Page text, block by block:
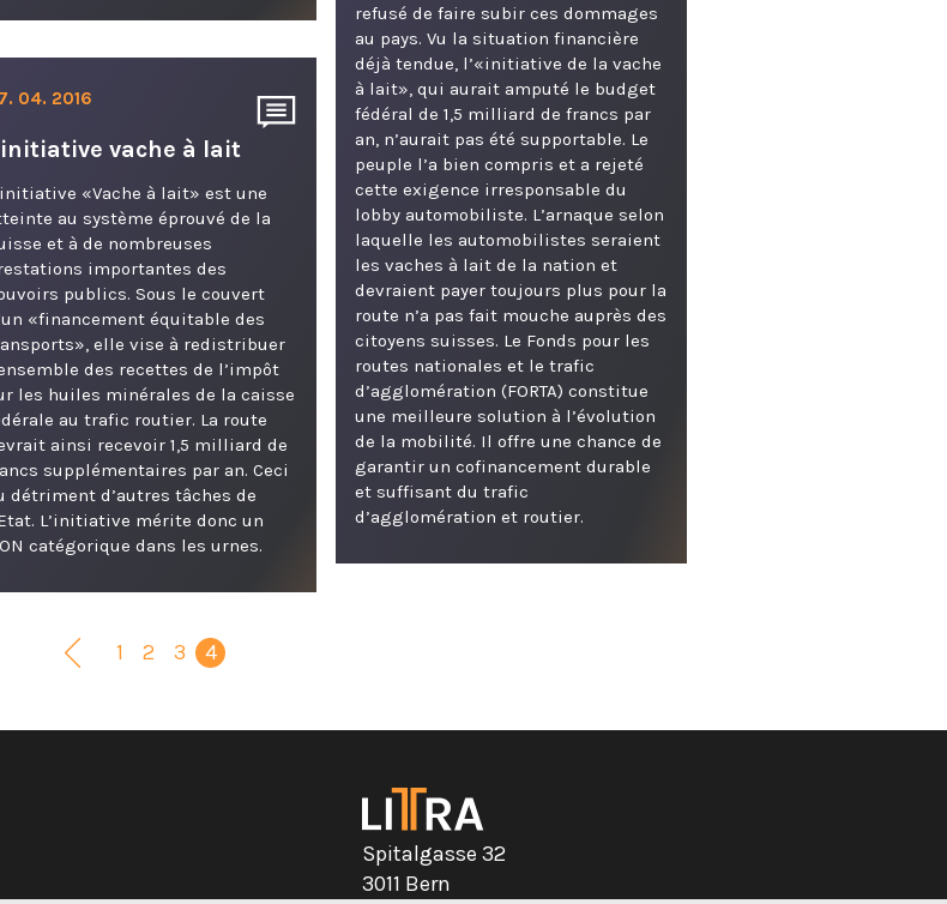
refusé de faire subir ces dommages
au pays. Vu la situation financière
déjà tendue, l’«initiative de la vache
à lait», qui aurait amputé le budget
fédéral de 1,5 milliard de francs par
an, n’aurait pas été supportable. Le
peuple l’a bien compris et a rejeté
cette exigence irresponsable du
lobby automobiliste. L’arnaque selon
laquelle les automobilistes seraient
les vaches à lait de la nation et
devraient payer toujours plus pour la
route n’a pas fait mouche auprès des
citoyens suisses. Le Fonds pour les
routes nationales et le trafic
d’agglomération (FORTA) constitue
une meilleure solution à l’évolution
de la mobilité. Il offre une chance de
garantir un cofinancement durable
et suffisant du trafic
d’agglomération et routier.
04. 2016
vache à lait
«Vache à lait» est une
au système éprouvé de la
et à de nombreuses
importantes des
publics. Sous le couvert
«financement équitable des
elle vise à redistribuer
des recettes de l’impôt
les huiles minérales de la caisse
au trafic routier. La route
ainsi recevoir 1,5 milliard de
supplémentaires par an. Ceci
détriment d’autres tâches de
L’initiative mérite donc un
catégorique dans les urnes.
1 2 3 4
Spitalgasse 32
3011 Bern